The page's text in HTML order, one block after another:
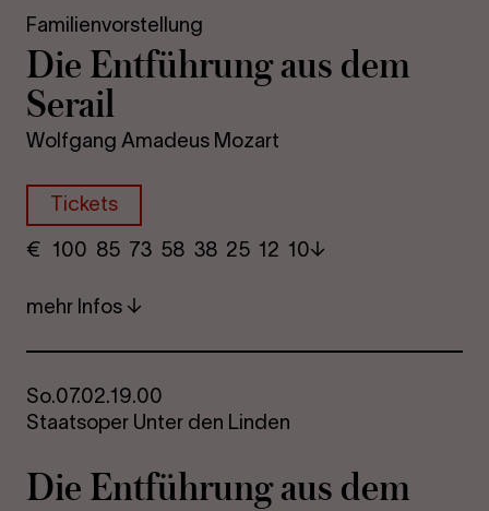
Familienvorstellung
Die Ent­füh­rung aus dem
Se­rail
Wolfgang Amadeus Mozart
Tickets
€ ​ 100 85 73​ 58 38 25​ 12 10
mehr Infos
So.07.02.19.00
Staatsoper Unter den Linden
Die Ent­füh­rung aus dem